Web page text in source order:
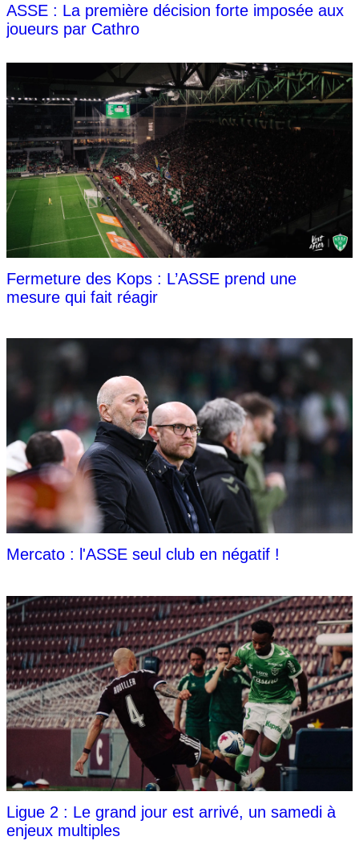
ASSE : La première décision forte imposée aux
joueurs par Cathro
Fermeture des Kops : L’ASSE prend une
mesure qui fait réagir
Mercato : l'ASSE seul club en négatif !
Ligue 2 : Le grand jour est arrivé, un samedi à
enjeux multiples